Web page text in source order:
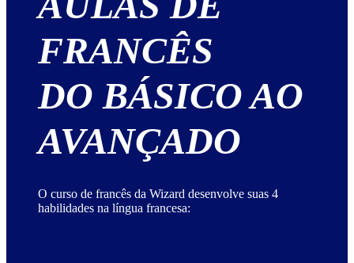
FRANCÊS
DO BÁSICO AO
AVANÇADO
O curso de francês da Wizard desenvolve suas 4
habilidades na língua francesa: